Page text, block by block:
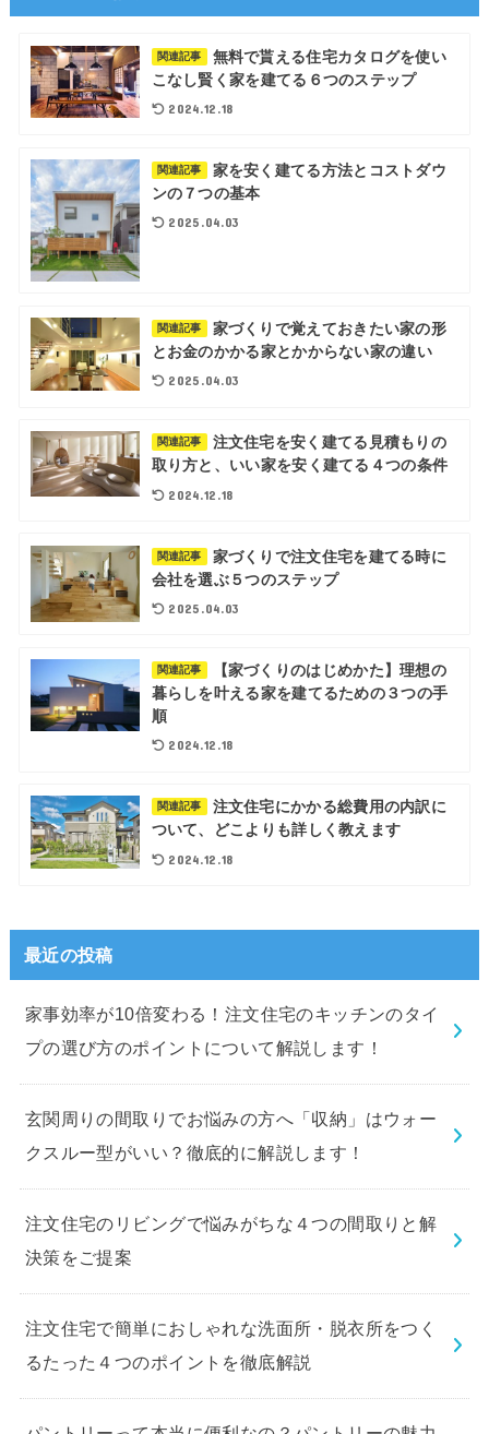
関連記事
無料で貰える住宅カタログを使い
こなし賢く家を建てる６つのステップ
2024.12.18
関連記事
家を安く建てる方法とコストダウ
ンの７つの基本
2025.04.03
関連記事
家づくりで覚えておきたい家の形
とお金のかかる家とかからない家の違い
2025.04.03
関連記事
注文住宅を安く建てる見積もりの
取り方と、いい家を安く建てる４つの条件
2024.12.18
関連記事
家づくりで注文住宅を建てる時に
会社を選ぶ５つのステップ
2025.04.03
関連記事
【家づくりのはじめかた】理想の
暮らしを叶える家を建てるための３つの手
順
2024.12.18
関連記事
注文住宅にかかる総費用の内訳に
ついて、どこよりも詳しく教えます
2024.12.18
最近の投稿
家事効率が10倍変わる！注文住宅のキッチンのタイ
プの選び方のポイントについて解説します！
玄関周りの間取りでお悩みの方へ「収納」はウォー
クスルー型がいい？徹底的に解説します！
注文住宅のリビングで悩みがちな４つの間取りと解
決策をご提案
注文住宅で簡単におしゃれな洗面所・脱衣所をつく
るたった４つのポイントを徹底解説